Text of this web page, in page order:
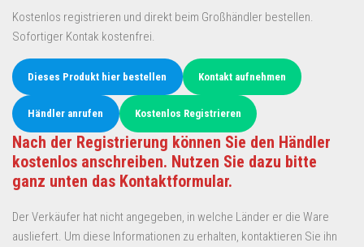
Kostenlos registrieren und direkt beim Großhändler bestellen.
Sofortiger Kontak kostenfrei.
Dieses Produkt hier bestellen Kontakt aufnehmen
Händler anrufen Kostenlos Registrieren
Nach der Registrierung können Sie den Händler
kostenlos anschreiben. Nutzen Sie dazu bitte
ganz unten das Kontaktformular.
Der Verkäufer hat nicht angegeben, in welche Länder er die Ware
ausliefert. Um diese Informationen zu erhalten, kontaktieren Sie ihn